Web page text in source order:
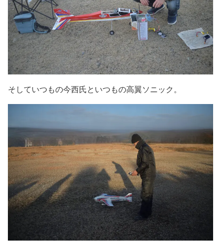
そしていつもの今西氏といつもの高翼ソニック。